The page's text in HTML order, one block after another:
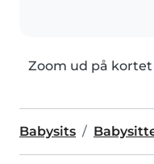
Zoom ud på
Babysits